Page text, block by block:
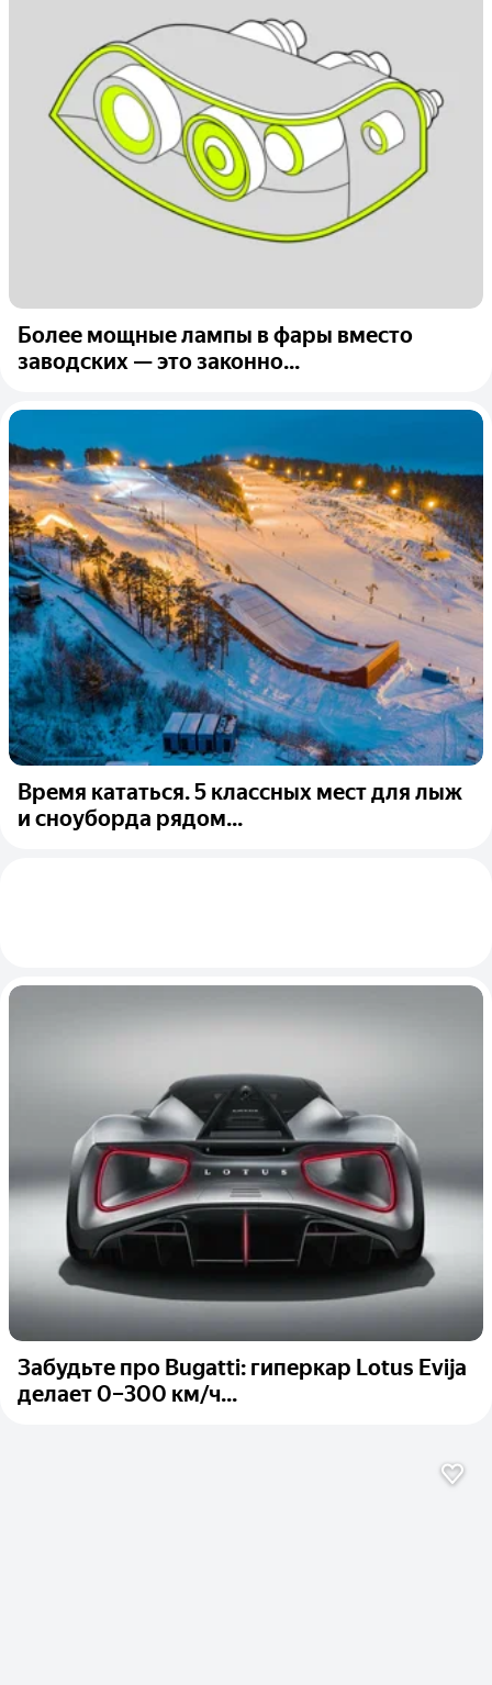
Более мощные лампы в фары вместо
заводских — это законно...
Время кататься. 5 классных мест для лыж
и сноуборда рядом...
Забудьте про Bugatti: гиперкар Lotus Evija
делает 0–300 км/ч...